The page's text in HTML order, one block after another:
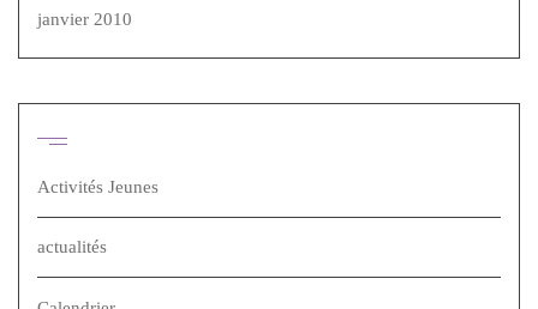
janvier 2010
Activités Jeunes
actualités